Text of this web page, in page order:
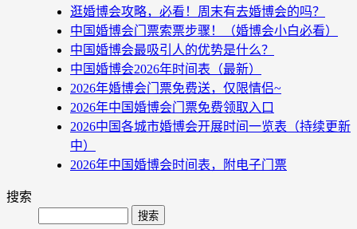
逛婚博会攻略，必看！周末有去婚博会的吗？
中国婚博会门票索票步骤！（婚博会小白必看）
中国婚博会最吸引人的优势是什么？
中国婚博会2026年时间表（最新）
2026年婚博会门票免费送，仅限情侣~
2026年中国婚博会门票免费领取入口
2026中国各城市婚博会开展时间一览表（持续更新
中）
2026年中国婚博会时间表，附电子门票
搜索